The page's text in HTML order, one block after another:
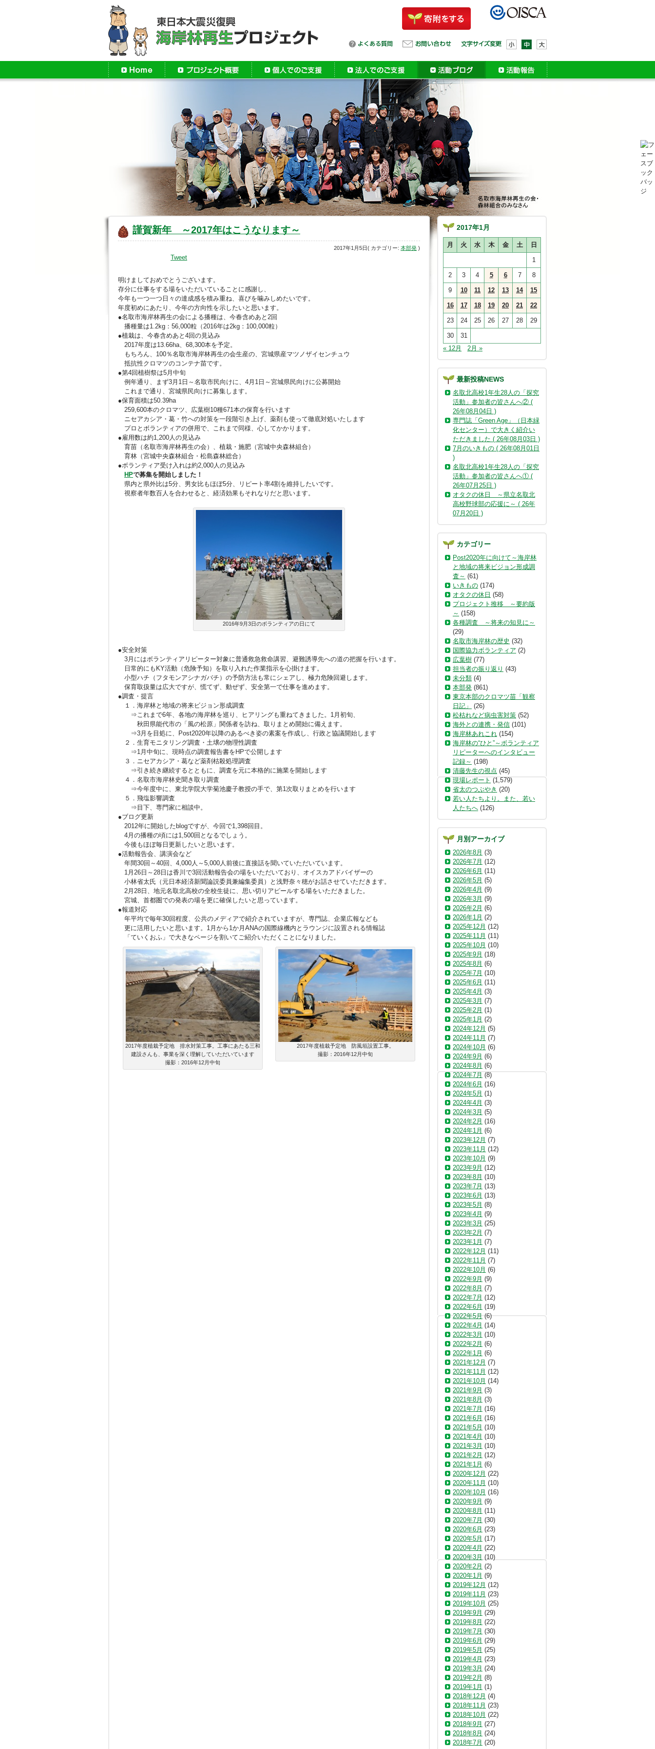
謹賀新年 ～2017年はこうなります～
2017年1月5日( カテゴリー: 本部発 )
Tweet
明けましておめでとうございます。
存分に仕事をする場をいただいていることに感謝し、
今年も一つ一つ日々の達成感を積み重ね、喜びを噛みしめたいです。
年度初めにあたり、今年の方向性を示したいと思います。
●名取市海岸林再生の会による播種は、今春含めあと2回
播種量は1.2kg：56,000粒（2016年は2kg：100,000粒）
●植栽は、今春含めあと4回の見込み
2017年度は13.66ha、68,300本を予定。
もちろん、100％名取市海岸林再生の会生産の、宮城県産マツノザイセンチュウ
抵抗性クロマツのコンテナ苗です。
●第4回植樹祭は5月中旬
例年通り、まず3月1日～名取市民向けに、4月1日～宮城県民向けに公募開始
これまで通り、宮城県民向けに募集します。
●保育面積は50.39ha
259,600本のクロマツ、広葉樹10種671本の保育を行います
ニセアカシア・葛・竹への対策を一段階引き上げ、薬剤も使って徹底対処いたします
プロとボランティアの併用で、これまで同様、心してかかります。
●雇用数は約1,200人の見込み
育苗（名取市海岸林再生の会）、植栽・施肥（宮城中央森林組合）
育林（宮城中央森林組合・松島森林総合）
●ボランティア受け入れは約2,000人の見込み
HPで募集を開始しました！
県内と県外比は5分、男女比もほぼ5分、リピート率4割を維持したいです。
視察者年数百人を合わせると、経済効果もそれなりだと思います。
2016年9月3日のボランティアの日にて
●安全対策
3月にはボランティアリピーター対象に普通救急救命講習、避難誘導先への道の把握を行います。
日常的にもKY活動（危険予知）を取り入れた作業指示を心掛けます。
小型ハチ（フタモンアシナガバチ）の予防方法も常にシェアし、極力危険回避します。
保育取扱量は広大ですが、慌てず、動ぜず、安全第一で仕事を進めます。
●調査・提言
１．海岸林と地域の将来ビジョン形成調査
⇒これまで6年、各地の海岸林を巡り、ヒアリングも重ねてきました。1月初旬、
秋田県能代市の「風の松原」関係者を訪ね、取りまとめ開始に備えます。
⇒3月を目処に、Post2020年以降のあるべき姿の素案を作成し、行政と協議開始します
２．生育モニタリング調査・土壌の物理性調査
⇒1月中旬に、現時点の調査報告書をHPで公開します
３．ニセアカシア・葛など薬剤枯殺処理調査
⇒引き続き継続するとともに、調査を元に本格的に施業を開始します
４．名取市海岸林史聞き取り調査
⇒今年度中に、東北学院大学菊池慶子教授の手で、第1次取りまとめを行います
５．飛塩影響調査
⇒目下、専門家に相談中。
●ブログ更新
2012年に開始したblogですが、今回で1,398回目。
4月の播種の頃には1,500回となるでしょう。
今後もほぼ毎日更新したいと思います。
●活動報告会、講演会など
年間30回～40回、4,000人～5,000人前後に直接話を聞いていただいています。
1月26日～28日は香川で3回活動報告会の場をいただいており、オイスカアドバイザーの
小林省太氏（元日本経済新聞論説委員兼編集委員）と浅野奈々穂がお話させていただきます。
2月28日、地元名取北高校の全校生徒に、思い切りアピールする場をいただきました。
宮城、首都圏での発表の場を更に確保したいと思っています。
●報道対応
年平均で毎年30回程度、公共のメディアで紹介されていますが、専門誌、企業広報なども
更に活用したいと思います。1月から1か月ANAの国際線機内とラウンジに設置される情報誌
「ていくおふ」で大きなページを割いてご紹介いただくことになりました。
2017年度植栽予定地 排水対策工事。工事にあたる三和
建設さんも、事業を深く理解していただいています
撮影：2016年12月中旬
2017年度植栽予定地 防風垣設置工事。
撮影：2016年12月中旬
2017年1月
月 火 水 木 金 土 日
1
2 3 4 5 6 7 8
9 10 11 12 13 14 15
16 17 18 19 20 21 22
23 24 25 26 27 28 29
30
31
« 12月
2月 »
最新投稿NEWS
名取北高校1年生28人の「探究
活動」参加者の皆さんへ② (
26年08月04日 )
専門誌「Green Age」（日本緑
化センター）で大きく紹介い
ただきました ( 26年08月03日 )
7月のいきもの ( 26年08月01日
)
名取北高校1年生28人の「探究
活動」参加者の皆さんへ① (
26年07月25日 )
オタクの休日 ～県立名取北
高校野球部の応援に～ ( 26年
07月20日 )
カテゴリー
Post2020年に向けて～海岸林
と地域の将来ビジョン形成調
査～ (61)
いきもの (174)
オタクの休日 (58)
プロジェクト推移 ～要約版
～ (158)
各種調査 ～将来の知見に～
(29)
名取市海岸林の歴史 (32)
国際協力ボランティア (2)
広葉樹 (77)
担当者の振り返り (43)
未分類 (4)
本部発 (861)
東京本部のクロマツ苗「観察
日記」
(26)
松枯れなど病虫害対策 (52)
海外との連携・発信 (101)
海岸林あれこれ (154)
海岸林の“ひと”～ボランティア
リピーターへのインタビュー
記録～ (198)
清藤先生の視点 (45)
現場レポート (1,579)
省太のつぶやき (20)
若い人たちより。また、若い
人たちへ (126)
月別アーカイブ
2026年8月 (3)
2026年7月 (12)
2026年6月 (11)
2026年5月 (5)
2026年4月 (9)
2026年3月 (9)
2026年2月 (6)
2026年1月 (2)
2025年12月 (12)
2025年11月 (11)
2025年10月 (10)
2025年9月 (18)
2025年8月 (6)
2025年7月 (10)
2025年6月 (11)
2025年4月 (3)
2025年3月 (7)
2025年2月 (1)
2025年1月 (2)
2024年12月 (5)
2024年11月 (7)
2024年10月 (6)
2024年9月 (6)
2024年8月 (6)
2024年7月 (8)
2024年6月 (16)
2024年5月 (1)
2024年4月 (3)
2024年3月 (5)
2024年2月 (16)
2024年1月 (6)
2023年12月 (7)
2023年11月 (12)
2023年10月 (9)
2023年9月 (12)
2023年8月 (10)
2023年7月 (13)
2023年6月 (13)
2023年5月 (8)
2023年4月 (9)
2023年3月 (25)
2023年2月 (7)
2023年1月 (7)
2022年12月 (11)
2022年11月 (7)
2022年10月 (6)
2022年9月 (9)
2022年8月 (7)
2022年7月 (12)
2022年6月 (19)
2022年5月 (6)
2022年4月 (14)
2022年3月 (10)
2022年2月 (6)
2022年1月 (6)
2021年12月 (7)
2021年11月 (12)
2021年10月 (14)
2021年9月 (3)
2021年8月 (3)
2021年7月 (16)
2021年6月 (16)
2021年5月 (10)
2021年4月 (10)
2021年3月 (10)
2021年2月 (12)
2021年1月 (6)
2020年12月 (22)
2020年11月 (10)
2020年10月 (16)
2020年9月 (9)
2020年8月 (11)
2020年7月 (30)
2020年6月 (23)
2020年5月 (17)
2020年4月 (22)
2020年3月 (10)
2020年2月 (2)
2020年1月 (9)
2019年12月 (12)
2019年11月 (23)
2019年10月 (25)
2019年9月 (29)
2019年8月 (22)
2019年7月 (30)
2019年6月 (29)
2019年5月 (25)
2019年4月 (23)
2019年3月 (24)
2019年2月 (8)
2019年1月 (1)
2018年12月 (4)
2018年11月 (23)
2018年10月 (22)
2018年9月 (27)
2018年8月 (24)
2018年7月 (20)